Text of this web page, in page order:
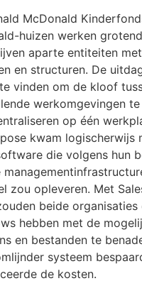
McDonald
huizen werken
aparte entiteiten
en structuren. De
vinden om de kloof
werkomgevingen
op één
kwam logischerwijs
die volgens hun
zou opleveren. Met
beide
hebben met de
en bestanden te
systeem
de kosten.